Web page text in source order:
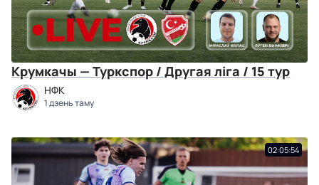
Крумкачы — Туркспор / Другая ліга / 15 тур
НФК
1 дзень таму
02:05:54